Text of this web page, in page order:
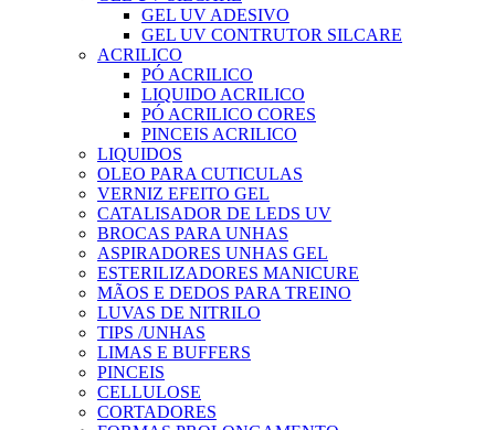
GEL UV ADESIVO
GEL UV CONTRUTOR SILCARE
ACRILICO
PÓ ACRILICO
LIQUIDO ACRILICO
PÓ ACRILICO CORES
PINCEIS ACRILICO
LIQUIDOS
OLEO PARA CUTICULAS
VERNIZ EFEITO GEL
CATALISADOR DE LEDS UV
BROCAS PARA UNHAS
ASPIRADORES UNHAS GEL
ESTERILIZADORES MANICURE
MÃOS E DEDOS PARA TREINO
LUVAS DE NITRILO
TIPS /UNHAS
LIMAS E BUFFERS
PINCEIS
CELLULOSE
CORTADORES